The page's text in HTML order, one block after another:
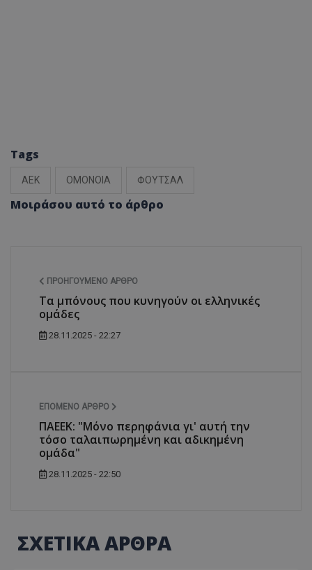
Tags
ΑΕΚ ΟΜΟΝΟΙΑ ΦΟΥΤΣΑΛ
Μοιράσου αυτό το άρθρο
ΠΡΟΗΓΟΎΜΕΝΟ ΆΡΘΡΟ
Τα μπόνους που κυνηγούν οι ελληνικές
ομάδες
28.11.2025 - 22:27
ΕΠΌΜΕΝΟ ΆΡΘΡΟ
ΠΑΕΕΚ: "Μόνο περηφάνια γι' αυτή την
τόσο ταλαιπωρημένη και αδικημένη
ομάδα"
28.11.2025 - 22:50
ΣΧΕΤΙΚΑ ΑΡΘΡΑ